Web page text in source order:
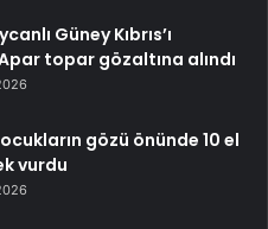
Güney Kıbrıs’ı
Apar topar gözaltına alındı
gözü önünde 10 el
vurdu